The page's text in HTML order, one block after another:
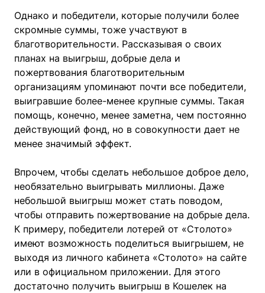
Однако и победители, которые получили более
скромные суммы, тоже участвуют в
благотворительности. Рассказывая о своих
планах на выигрыш, добрые дела и
пожертвования благотворительным
организациям упоминают почти все победители,
выигравшие более-менее крупные суммы. Такая
помощь, конечно, менее заметна, чем постоянно
действующий фонд, но в совокупности дает не
менее значимый эффект.
Впрочем, чтобы сделать небольшое доброе дело,
необязательно выигрывать миллионы. Даже
небольшой выигрыш может стать поводом,
чтобы отправить пожертвование на добрые дела.
К примеру, победители лотерей от «Столото»
имеют возможность поделиться выигрышем, не
выходя из личного кабинета «Столото» на сайте
или в официальном приложении. Для этого
достаточно получить выигрыш в Кошелек на